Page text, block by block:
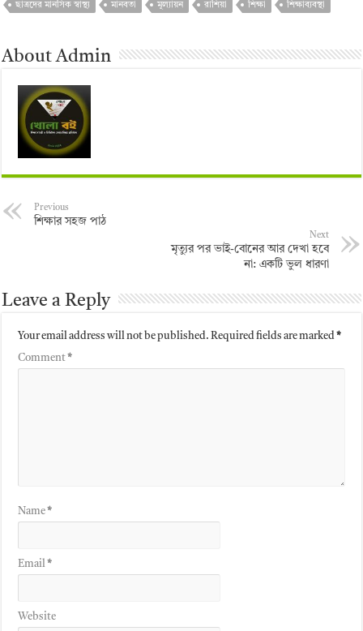
ছাত্রদের মানসিক স্বাস্থ্য মানবতা মূল্যায়ন রাশিয়া শিক্ষা শিক্ষাব্যবস্থা
About Admin
Previous
শিক্ষার সহজ পাঠ
Next
মৃত্যুর পর ভাই-বোনের আর দেখা হবে
না: একটি ভুল ধারণা
Leave a Reply
Your email address will not be published. Required fields are marked*
Comment*
Name*
Email*
Website